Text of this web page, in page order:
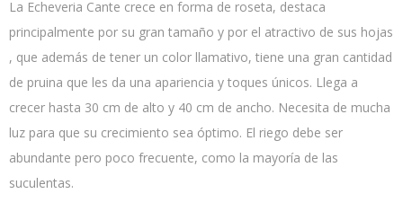
La Echeveria Cante crece en forma de roseta, destaca
principalmente por su gran tamaño y por el atractivo de sus hojas
, que además de tener un color llamativo, tiene una gran cantidad
de pruina que les da una apariencia y toques únicos. Llega a
crecer hasta 30 cm de alto y 40 cm de ancho. Necesita de mucha
luz para que su crecimiento sea óptimo. El riego debe ser
abundante pero poco frecuente, como la mayoría de las
suculentas.